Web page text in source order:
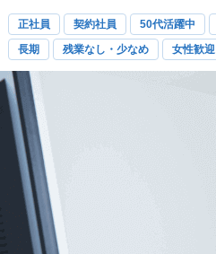
正社員 契約社員 50代活躍中
長期
残業なし・少なめ 女性歓迎